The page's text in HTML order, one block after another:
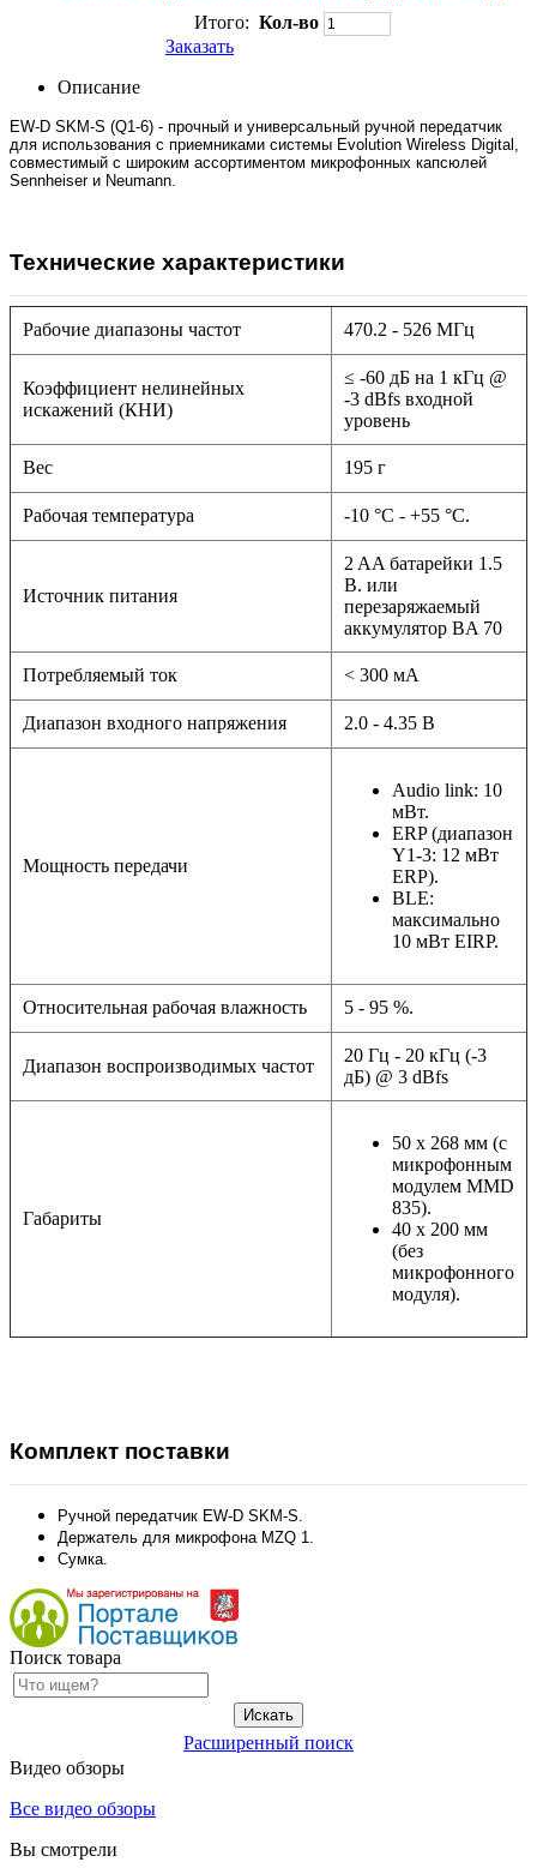
Итого: Кол-во
Заказать
Описание
EW-D SKM-S (Q1-6) - прочный и универсальный ручной передатчик
для использования с приемниками системы Evolution Wireless Digital,
совместимый с широким ассортиментом микрофонных капсюлей
Sennheiser и Neumann.
Технические характеристики
Рабочие диапазоны частот 470.2 - 526 МГц
Коэффициент нелинейных
искажений (КНИ)
≤ -60 дБ на 1 кГц @
-3 dBfs входной
уровень
Вес 195 г
Рабочая температура -10 °C - +55 °C.
Источник питания
2 AA батарейки 1.5
В. или
перезаряжаемый
аккумулятор BA 70
Потребляемый ток < 300 мА
Диапазон входного напряжения 2.0 - 4.35 В
Мощность передачи
Audio link: 10
мВт.
ERP (диапазон
Y1-3: 12 мВт
ERP).
BLE:
максимально
10 мВт EIRP.
Относительная рабочая влажность 5 - 95 %.
Диапазон воспроизводимых частот
20 Гц - 20 кГц (-3
дБ) @ 3 dBfs
Габариты
50 x 268 мм (с
микрофонным
модулем MMD
835).
40 x 200 мм
(без
микрофонного
модуля).
Комплект поставки
Ручной передатчик EW-D SKM-S.
Держатель для микрофона MZQ 1
Сумка.
Поиск товара
Расширенный поиск
Видео обзоры
Все видео обзоры
Вы смотрели